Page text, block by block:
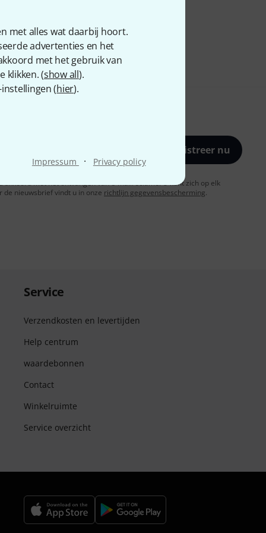
met alles wat daarbij hoort.
advertenties en het
met het gebruik van
klikken. (show all).
(hier).
Impressum · Privacy policy
Registreer nu
akkoord met het ontvangen van e-mailreclame. U kunt zich op elk
nieuwsbrief vindt u in onze richtlijn gegevensbescherming.
Service
Verzendkosten en levertijden
Help centrum
waardebonnen
Contact
Winkelruimte
Service overzicht